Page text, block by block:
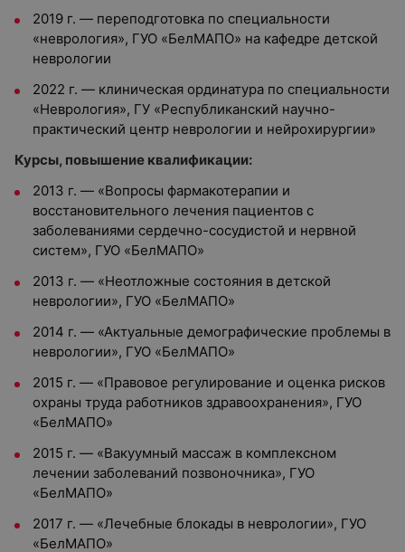
2019 г. — переподготовка по специальности
«неврология», ГУО «БелМАПО» на кафедре детской
неврологии
2022 г. — клиническая ординатура по специальности
«Неврология», ГУ «Республиканский научно-
практический центр неврологии и нейрохирургии»
Курсы, повышение квалификации:
2013 г. — «Вопросы фармакотерапии и
восстановительного лечения пациентов с
заболеваниями сердечно-сосудистой и нервной
систем», ГУО «БелМАПО»
2013 г. — «Неотложные состояния в детской
неврологии», ГУО «БелМАПО»
2014 г. — «Актуальные демографические проблемы в
неврологии», ГУО «БелМАПО»
2015 г. — «Правовое регулирование и оценка рисков
охраны труда работников здравоохранения», ГУО
«БелМАПО»
2015 г. — «Вакуумный массаж в комплексном
лечении заболеваний позвоночника», ГУО
«БелМАПО»
2017 г. — «Лечебные блокады в неврологии», ГУО
«БелМАПО»